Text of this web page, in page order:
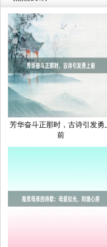
芳华奋斗正那时，古诗引发勇
前